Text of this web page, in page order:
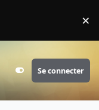
×
Customizer
Se connecter